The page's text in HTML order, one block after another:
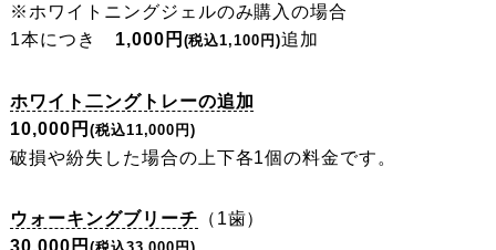
※ホワイトニングジェルのみ購入の場合
1本につき 1,000円 (税込1,100円)追加
ホワイト二ングトレーの追加
10,000円 (税込11,000円)
破損や紛失した場合の上下各1個の料金です。
ウォーキングブリーチ （1歯）
30,000円